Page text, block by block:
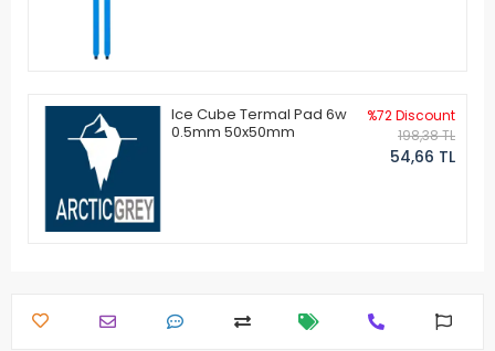
Ice Cube Termal Pad 6w
0.5mm 50x50mm
%72 Discount
198,38 TL
54,66 TL